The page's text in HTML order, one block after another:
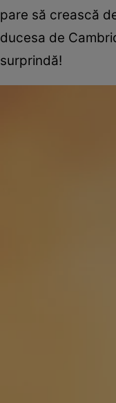
pare să crească
ducesa de
surprindă!